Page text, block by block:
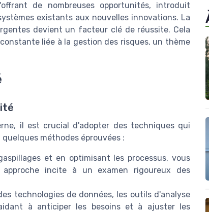
de nombreuses opportunités, introduit
existants aux nouvelles innovations. La
devient un facteur clé de réussite. Cela
liée à la gestion des risques, un thème
il est crucial d'adopter des techniques qui
méthodes éprouvées :
et en optimisant les processus, vous
approche incite à un examen rigoureux des
technologies de données, les outils d'analyse
à anticiper les besoins et à ajuster les